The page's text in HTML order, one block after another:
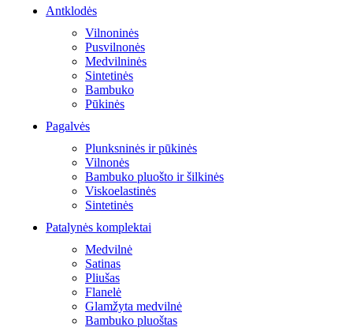
Antklodės
Vilnoninės
Pusvilnonės
Medvilninės
Sintetinės
Bambuko
Pūkinės
Pagalvės
Plunksninės ir pūkinės
Vilnonės
Bambuko pluošto ir šilkinės
Viskoelastinės
Sintetinės
Patalynės komplektai
Medvilnė
Satinas
Pliušas
Flanelė
Glamžyta medvilnė
Bambuko pluoštas